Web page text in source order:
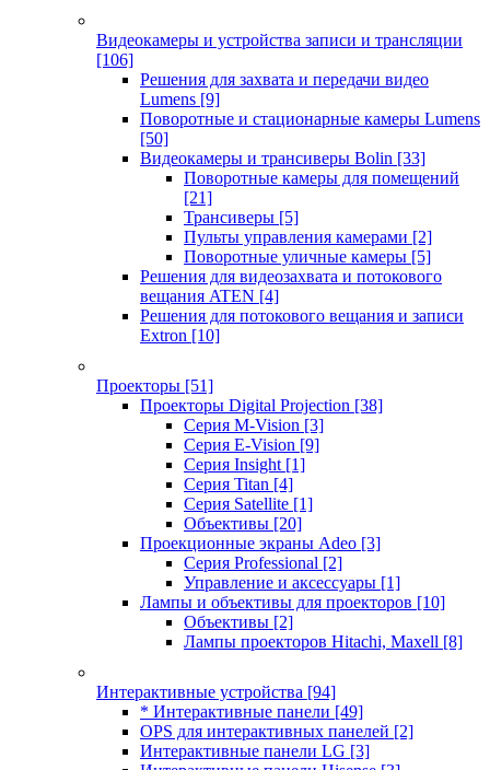
Видеокамеры и устройства записи и трансляции
[106]
Решения для захвата и передачи видео
Lumens [9]
Поворотные и стационарные камеры Lumens
[50]
Видеокамеры и трансиверы Bolin [33]
Поворотные камеры для помещений
[21]
Трансиверы [5]
Пульты управления камерами [2]
Поворотные уличные камеры [5]
Решения для видеозахвата и потокового
вещания ATEN [4]
Решения для потокового вещания и записи
Extron [10]
Проекторы [51]
Проекторы Digital Projection [38]
Серия M-Vision [3]
Серия E-Vision [9]
Серия Insight [1]
Серия Titan [4]
Серия Satellite [1]
Объективы [20]
Проекционные экраны Adeo [3]
Серия Professional [2]
Управление и аксессуары [1]
Лампы и объективы для проекторов [10]
Объективы [2]
Лампы проекторов Hitachi, Maxell [8]
Интерактивные устройства [94]
* Интерактивные панели [49]
OPS для интерактивных панелей [2]
Интерактивные панели LG [3]